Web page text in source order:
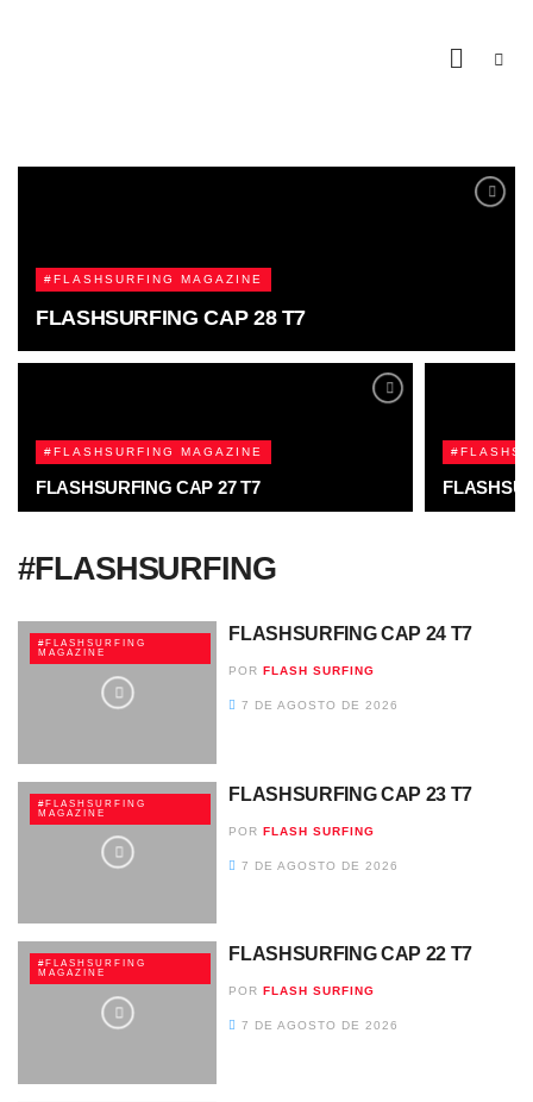
#FLASHSURFING MAGAZINE
FLASHSURFING CAP 28 T7
#FLASHSURFING MAGAZINE
FLASHSURFING CAP 27 T7
#FLASHSURFING
#FLASHSURFING
MAGAZINE
FLASHSURFING CAP 24 T7
POR FLASH SURFING
7 DE AGOSTO DE 2026
#FLASHSURFING
MAGAZINE
FLASHSURFING CAP 23 T7
POR FLASH SURFING
7 DE AGOSTO DE 2026
#FLASHSURFING
MAGAZINE
FLASHSURFING CAP 22 T7
POR FLASH SURFING
7 DE AGOSTO DE 2026